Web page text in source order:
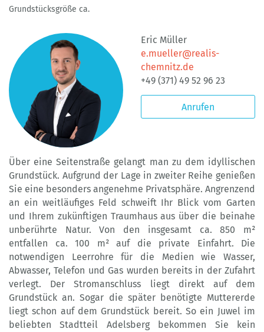
Grundstücksgröße ca.
Eric Müller
e.mueller@realis-
chemnitz.de
+49 (371) 49 52 96 23
Anrufen
Über eine Seitenstraße gelangt man zu dem idyllischen
Grundstück. Aufgrund der Lage in zweiter Reihe genießen
Sie eine besonders angenehme Privatsphäre. Angrenzend
an ein weitläufiges Feld schweift Ihr Blick vom Garten
und Ihrem zukünftigen Traumhaus aus über die beinahe
unberührte Natur. Von den insgesamt ca. 850 m²
entfallen ca. 100 m² auf die private Einfahrt. Die
notwendigen Leerrohre für die Medien wie Wasser,
Abwasser, Telefon und Gas wurden bereits in der Zufahrt
verlegt. Der Stromanschluss liegt direkt auf dem
Grundstück an. Sogar die später benötigte Muttererde
liegt schon auf dem Grundstück bereit. So ein Juwel im
beliebten Stadtteil Adelsberg bekommen Sie kein